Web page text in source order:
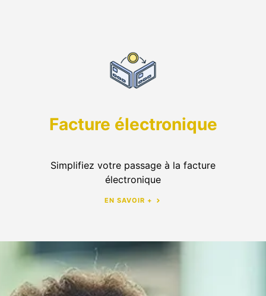
Facture électronique
Simplifiez votre passage à la facture
électronique
EN SAVOIR +